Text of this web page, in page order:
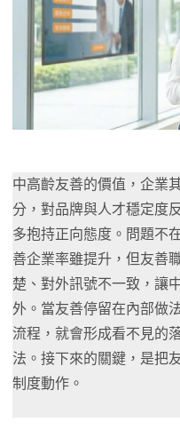
中高齡友善的價值，企業
分，對品牌與人才穩定度
多抱持正向態度。問題不
善企業率雖提升，但友善
楚、對外訊號不一致，讓
外。當友善停留在內部做
流程，就會形成看不見的
法。接下來的關鍵，是把
制度動作。